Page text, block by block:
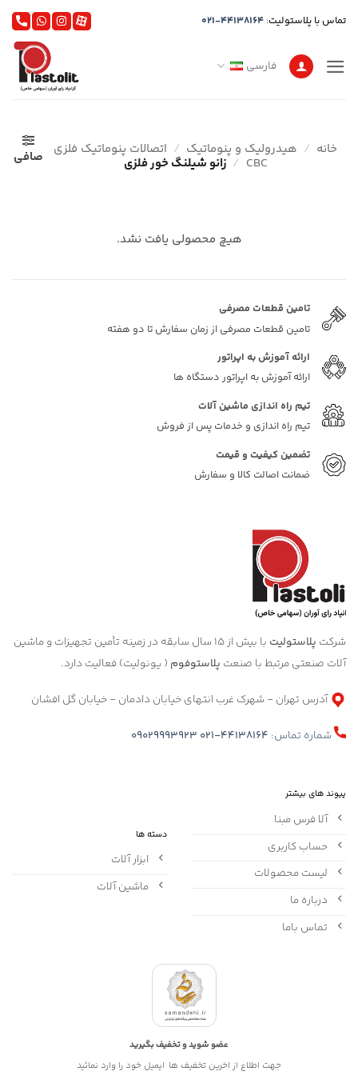
تماس با پلاستولیت: 021-44138164
فارسی
خانه / هیدرولیک و پنوماتیک / اتصالات پنوماتیک فلزی
CBC
/ زانو شیلنگ خور فلزی صافی
هیچ محصولی یافت نشد.
تامین قطعات مصرفی
تامین قطعات مصرفی از زمان سفارش تا دو هفته
ارائه آموزش به اپراتور
ارائه آموزش به اپراتور دستگاه ها
تیم راه اندازی ماشین آلات
تیم راه اندازی و خدمات پس از فروش
تضمین کیفیت و قیمت
ضمانت اصالت کالا و سفارش
شرکت پلاستولیت
با بیش از 15 سال سابقه در زمینه تأمین تجهیزات و ماشین
آلات صنعتی مرتبط با صنعت پلاستوفوم ( یونولیت) فعالیت دارد.
آدرس تهران - شهرک غرب انتهای خیابان دادمان - خیابان گل افشان
شماره تماس: 021-44138164
09029993923
پیوند های بیشتر
آلا فرس مبنا
حساب کاربری
لیست محصولات
درباره ما
تماس باما
دسته ها
ابزار آلات
ماشین آلات
عضو شوید و تخفیف بگیرید
جهت اطلاع از اخرین تخفیف ها ایمیل خود را وارد نمائید